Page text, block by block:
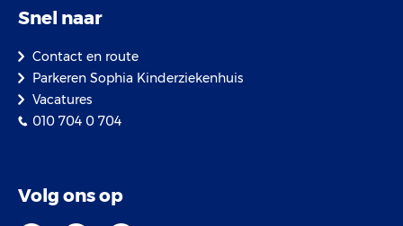
Snel naar
Contact en route
Parkeren Sophia Kinderziekenhuis
Vacatures
010 704 0 704
Volg ons op